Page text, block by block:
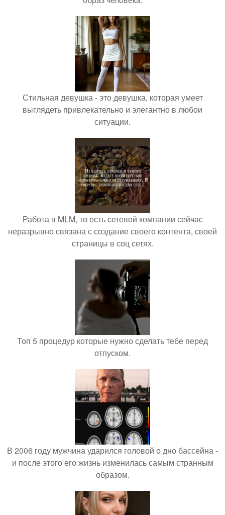
Стильная девушка - это девушка, которая умеет
выглядеть привлекательно и элегантно в любои
ситуации.
Работа в MLM, то есть сетевой компании сейчас
неразрывно связана с создание своего контента, своей
страницы в соц сетях.
Топ 5 процедур которые нужно сделать тебе перед
отпуском.
В 2006 году мужчина ударился головой о дно бассейна -
и после этого его жизнь изменилась самым странным
образом.